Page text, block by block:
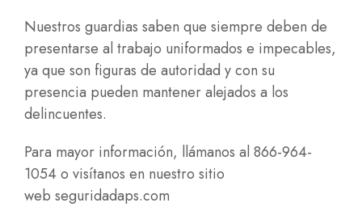
Nuestros guardias saben que siempre deben de
presentarse al trabajo uniformados e impecables,
ya que son figuras de autoridad y con su
presencia pueden mantener alejados a los
delincuentes.
Para mayor información, llámanos al 866-964-
1054 o visítanos en nuestro sitio
web seguridadaps.com